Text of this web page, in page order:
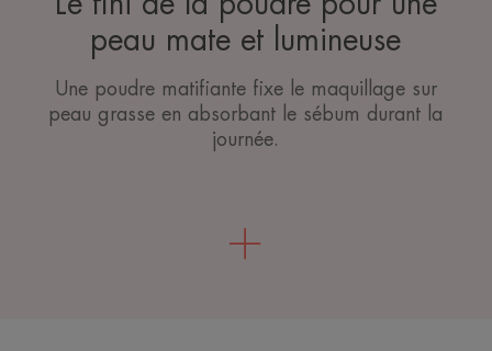
peau mate et lumineuse
Une poudre matifiante fixe le maquillage sur
peau grasse en absorbant le sébum durant la
journée.